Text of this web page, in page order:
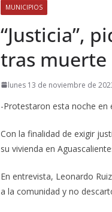
MUNICIPIOS
“Justicia”,
tras muerte
lunes 13 de noviembre de
-Protestaron esta noche en
Con la finalidad de exigir
su vivienda en
En entrevista, Leonardo
a la comunidad y no